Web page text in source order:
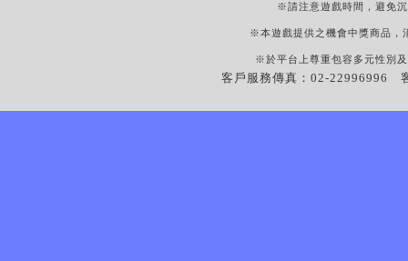
※請注意遊戲時間，避免
※本遊戲提供之機會中獎商品，
※於平台上尊重包容多元性別
客戶服務傳真：02-22996996